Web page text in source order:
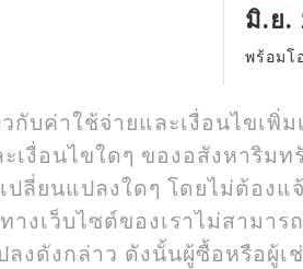
มิ.ย.
พร้อมโ
วกับค่าใช้จ่ายและเงื่อนไขเ
เงื่อนไขใดๆ ของอสังหาริม
ปลี่ยนแปลงใดๆ โดยไม่ต้องแ
างเว็บไซต์ของเราไม่สามา
ลงดังกล่าว ดังนั้นผู้ซื้อหรือผู้